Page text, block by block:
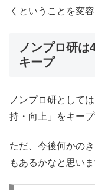
くということを変
ノンプロ研は
キープ
ノンプロ研として
持・向上」をキー
ただ、今後何かの
もあるかなと思いま